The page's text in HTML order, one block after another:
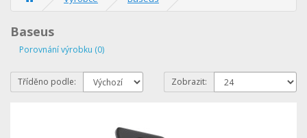
Baseus
Porovnání výrobku (0)
Tříděno podle: Zobrazit: